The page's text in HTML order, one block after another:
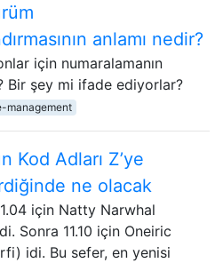
anlamı nedir?
için numaralamanın
Bir şey mi ifade ediyorlar?
management
Kod Adları Z’ye
ne olacak
için Natty Narwhal
Sonra 11.10 için Oneiric
idi. Bu sefer, en yenisi